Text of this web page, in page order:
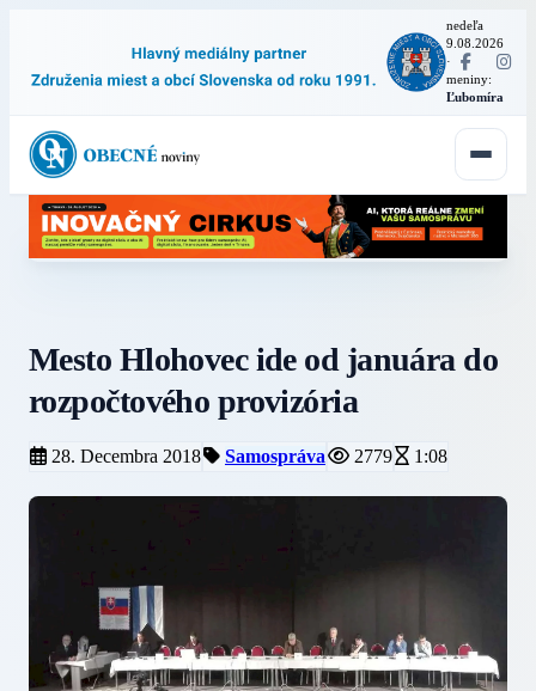
nedeľa
9.08.2026
·
meniny:
Ľubomíra
Mesto Hlohovec ide od januára do
rozpočtového provizória
28. Decembra 2018 Samospráva 2779 1:08